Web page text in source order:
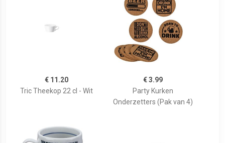
€ 11.20
Tric Theekop 22 cl - Wit
€ 3.99
Party Kurken
Onderzetters (Pak van 4)